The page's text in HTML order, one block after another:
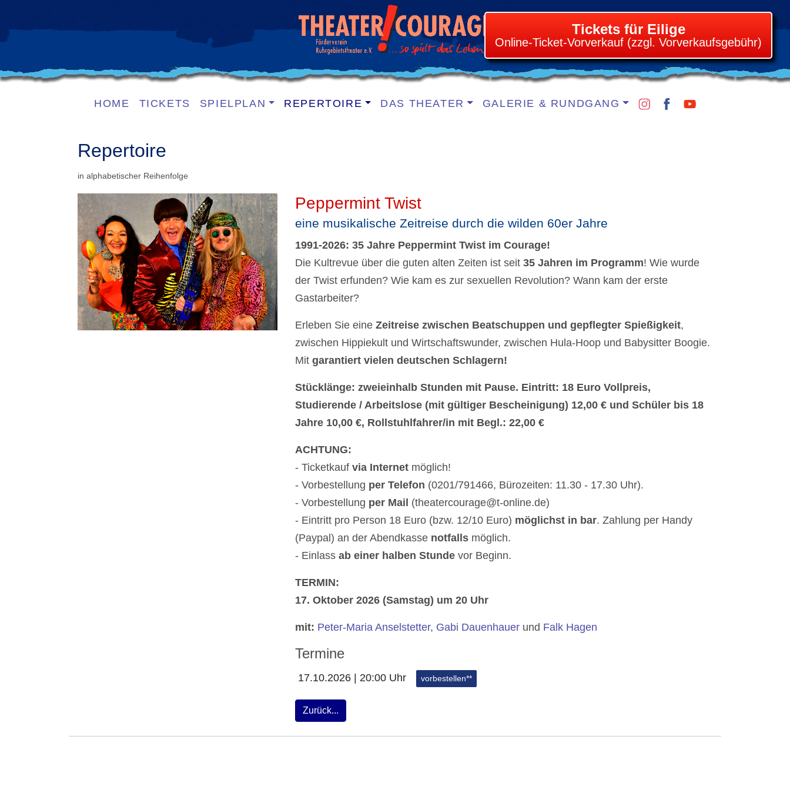
Tickets für Eilige
Online-Ticket-Vorverkauf (zzgl. Vorverkaufsgebühr)
HOME TICKETS SPIELPLAN REPERTOIRE DAS THEATER GALERIE & RUNDGANG
Repertoire
in alphabetischer Reihenfolge
Peppermint Twist
eine musikalische Zeitreise durch die wilden 60er Jahre
1991-2026: 35 Jahre Peppermint Twist im Courage!
Die Kultrevue über die guten alten Zeiten ist seit 35 Jahren im Programm! Wie wurde
der Twist erfunden? Wie kam es zur sexuellen Revolution? Wann kam der erste
Gastarbeiter?
Erleben Sie eine Zeitreise zwischen Beatschuppen und gepflegter Spießigkeit,
zwischen Hippiekult und Wirtschaftswunder, zwischen Hula-Hoop und Babysitter Boogie.
Mit garantiert vielen deutschen Schlagern!
Stücklänge: zweieinhalb Stunden mit Pause. Eintritt: 18 Euro Vollpreis,
Studierende / Arbeitslose (mit gültiger Bescheinigung) 12,00 € und Schüler bis 18
Jahre 10,00 €, Rollstuhlfahrer/in mit Begl.: 22,00 €
ACHTUNG:
- Ticketkauf via Internet möglich!
- Vorbestellung per Telefon (0201/791466, Bürozeiten: 11.30 - 17.30 Uhr).
- Vorbestellung per Mail (theatercourage@t-online.de)
- Eintritt pro Person 18 Euro (bzw. 12/10 Euro) möglichst in bar. Zahlung per Handy
(Paypal) an der Abendkasse notfalls möglich.
- Einlass ab einer halben Stunde vor Beginn.
TERMIN:
17. Oktober 2026 (Samstag) um 20 Uhr
mit: Peter-Maria Anselstetter, Gabi Dauenhauer und Falk Hagen
Termine
17.10.2026 | 20:00 Uhr vorbestellen**
Zurück...